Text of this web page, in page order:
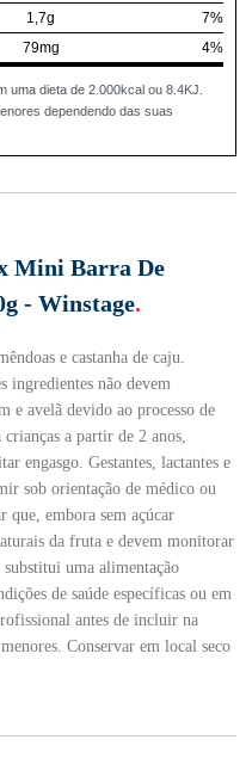
1,7g
7%
79mg 4%
uma dieta de 2.000kcal ou 8.4KJ.
dependendo das suas
Mini Barra De
- Winstage.
e castanha de caju.
ingredientes não devem
e avelã devido ao processo de
a partir de 2 anos,
engasgo. Gestantes, lactantes e
sob orientação de médico ou
que, embora sem açúcar
da fruta e devem monitorar
uma alimentação
de saúde específicas ou em
antes de incluir na
Conservar em local seco